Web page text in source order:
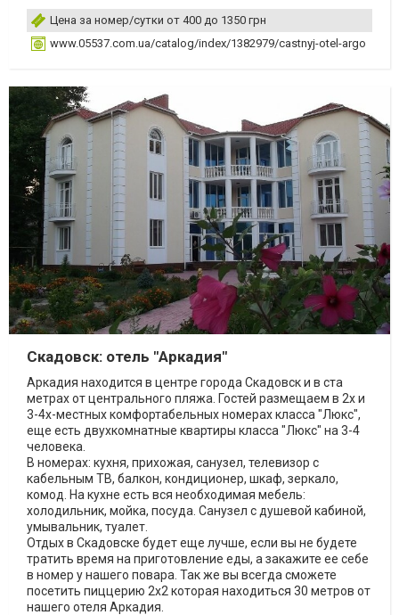
Цена за номер/сутки от 400 до 1350 грн
www.05537.com.ua/catalog/index/1382979/castnyj-otel-argo
Скадовск: отель "Аркадия"
Аркадия находится в центре города Скадовск и в ста
метрах от центрального пляжа. Гостей размещаем в 2х и
3-4х-местных комфортабельных номерах класса "Люкс",
еще есть двухкомнатные квартиры класса "Люкс" на 3-4
человека.
В номерах: кухня, прихожая, санузел, телевизор с
кабельным ТВ, балкон, кондиционер, шкаф, зеркало,
комод. На кухне есть вся необходимая мебель:
холодильник, мойка, посуда. Санузел с душевой кабиной,
умывальник, туалет.
Отдых в Скадовске будет еще лучше, если вы не будете
тратить время на приготовление еды, а закажите ее себе
в номер у нашего повара. Так же вы всегда сможете
посетить пиццерию 2х2 которая находиться 30 метров от
нашего отеля Аркадия.